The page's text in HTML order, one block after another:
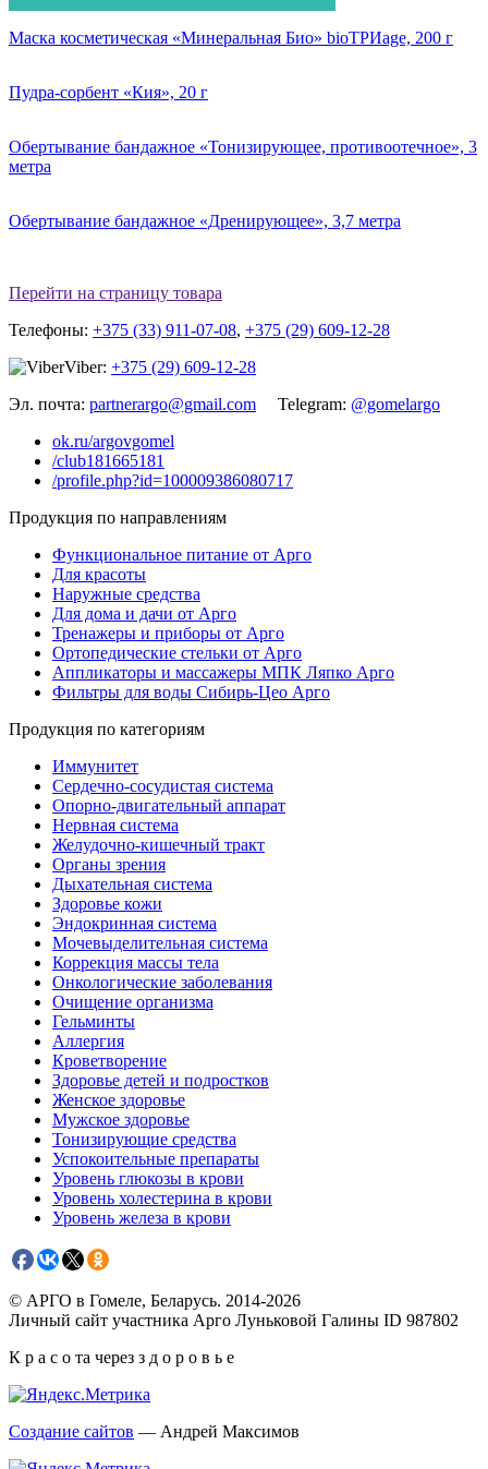
Маска косметическая «Минеральная Био» bioТРИage, 200 г
Пудра-сорбент «Кия», 20 г
Обертывание бандажное «Тонизирующее, противоотечное», 3
метра
Обертывание бандажное «Дренирующее», 3,7 метра
Перейти на страницу товара
Телефоны: +375 (33) 911-07-08, +375 (29) 609-12-28
Viber: +375 (29) 609-12-28
Эл. почта: partnerargo@gmail.com Telegram: @gomelargo
ok.ru/argovgomel
/club181665181
/profile.php?id=100009386080717
Продукция по направлениям
Функциональное питание от Арго
Для красоты
Наружные средства
Для дома и дачи от Арго
Тренажеры и приборы от Арго
Ортопедические стельки от Арго
Аппликаторы и массажеры МПК Ляпко Арго
Фильтры для воды Сибирь-Цео Арго
Продукция по категориям
Иммунитет
Сердечно-сосудистая система
Опорно-двигательный аппарат
Нервная система
Желудочно-кишечный тракт
Органы зрения
Дыхательная система
Здоровье кожи
Эндокринная система
Мочевыделительная система
Коррекция массы тела
Онкологические заболевания
Очищение организма
Гельминты
Аллергия
Кроветворение
Здоровье детей и подростков
Женское здоровье
Мужское здоровье
Тонизирующие средства
Успокоительные препараты
Уровень глюкозы в крови
Уровень холестерина в крови
Уровень железа в крови
© АРГО в Гомеле, Беларусь. 2014-2026
Личный сайт участника Арго Луньковой Галины ID 987802
К р а с о та через з д о р о в ь е
Создание сайтов — Андрей Максимов